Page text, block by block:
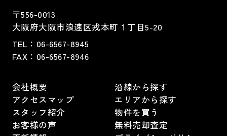
〒556-0013
大阪府大阪市浪速区戎本町１丁目5-20
TEL： 06-6567-8945
FAX：06-6567-8946
会社概要
アクセスマップ
スタッフ紹介
お客様の声
沿線から探す
エリアから探す
物件を買う
無料売却査定